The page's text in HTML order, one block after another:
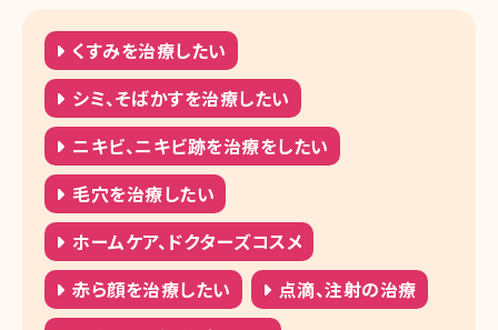
くすみを治療したい
シミ、そばかすを治療したい
ニキビ、ニキビ跡を治療をしたい
毛穴を治療したい
ホームケア、ドクターズコスメ
赤ら顔を治療したい
点滴、注射の治療